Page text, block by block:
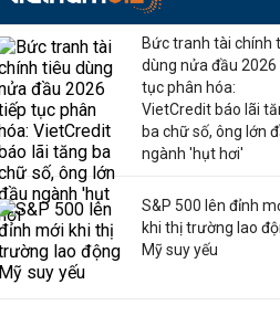
Bức tranh tài chính
dùng nửa đầu 2026
tục phân hóa:
VietCredit báo lãi
ba chữ số, ông lớn
ngành 'hụt hơi'
S&P 500 lên đỉnh
khi thị trường lao
Mỹ suy yếu